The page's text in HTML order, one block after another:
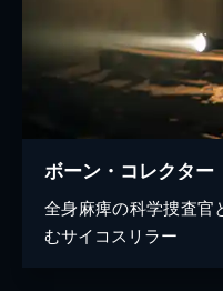
ボーン・コレクター
全身麻痺の科学捜査官
むサイコスリラー